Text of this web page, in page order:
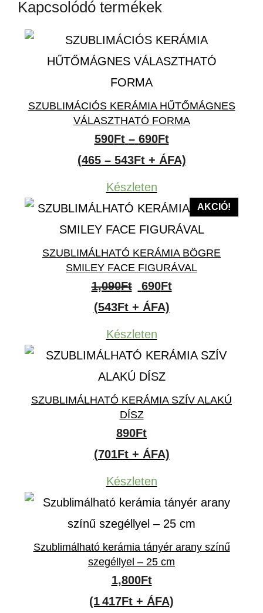
Kapcsolódó termékek
SZUBLIMÁCIÓS KERÁMIA HŰTŐMÁGNES
VÁLASZTHATÓ FORMA
590Ft – 690FtÁrtartomány:
590Ft
690Ft
(465 – 543Ft + ÁFA)
Készleten
AKCIÓ!
SZUBLIMÁLHATÓ KERÁMIA BÖGRE
SMILEY FACE FIGURÁVAL
1,090Ft
Original
price
was:
1,090Ft.
690FtCurrent
690Ft.
(543Ft + ÁFA)
Készleten
SZUBLIMÁLHATÓ KERÁMIA SZÍV ALAKÚ
DÍSZ
890Ft
(701Ft + ÁFA)
Készleten
Szublimálható kerámia tányér arany színű
szegéllyel – 25 cm
1,800Ft
(1 417Ft + ÁFA)